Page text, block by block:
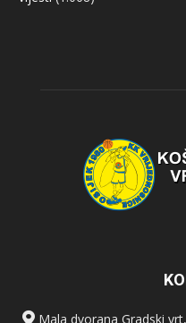
Mala dvorana Gradski